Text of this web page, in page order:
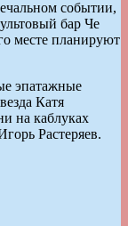
событии,
бар Че
месте планируют
эпатажные
Катя
на каблуках
Растеряев.